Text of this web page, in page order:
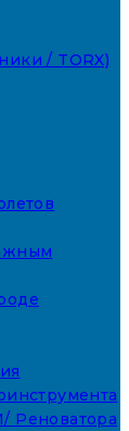
/ TORX)
Реноватора